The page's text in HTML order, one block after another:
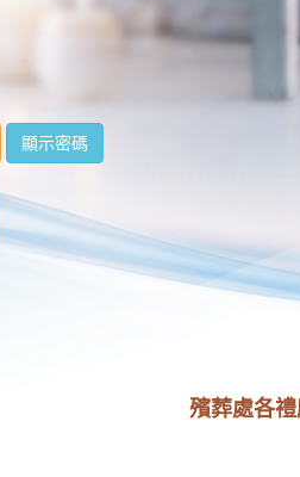
殯葬處各禮廳